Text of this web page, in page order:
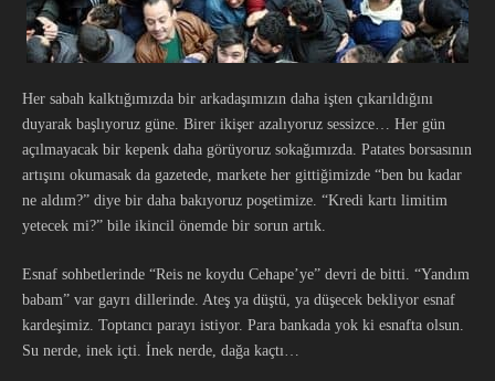
Her sabah kalktığımızda bir arkadaşımızın daha işten çıkarıldığını
duyarak başlıyoruz güne. Birer ikişer azalıyoruz sessizce… Her gün
açılmayacak bir kepenk daha görüyoruz sokağımızda. Patates borsasının
artışını okumasak da gazetede, markete her gittiğimizde “ben bu kadar
ne aldım?” diye bir daha bakıyoruz poşetimize. “Kredi kartı limitim
yetecek mi?” bile ikincil önemde bir sorun artık.
Esnaf sohbetlerinde “Reis ne koydu Cehape’ye” devri de bitti. “Yandım
babam” var gayrı dillerinde. Ateş ya düştü, ya düşecek bekliyor esnaf
kardeşimiz. Toptancı parayı istiyor. Para bankada yok ki esnafta olsun.
Su nerde, inek içti. İnek nerde, dağa kaçtı…